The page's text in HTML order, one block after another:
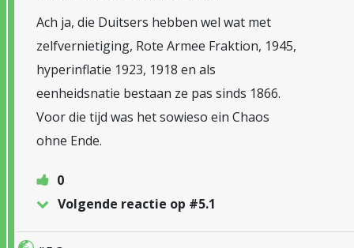
Ach ja, die Duitsers hebben wel wat met
zelfvernietiging, Rote Armee Fraktion, 1945,
hyperinflatie 1923, 1918 en als
eenheidsnatie bestaan ze pas sinds 1866.
Voor die tijd was het sowieso ein Chaos
ohne Ende.
0
Volgende reactie op #5.1